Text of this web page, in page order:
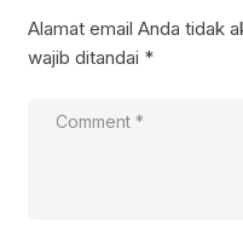
Alamat email Anda tidak
wajib ditandai *